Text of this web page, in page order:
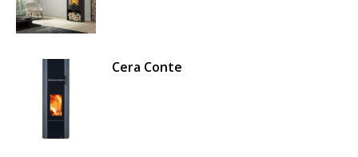
Cera Conte